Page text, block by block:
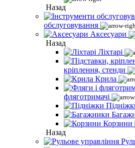
Назад
обслуговування
Аксесуари
Назад
Ліхтарі
кріплення, стенди
Крила
фляготримачі
Корзини
Назад